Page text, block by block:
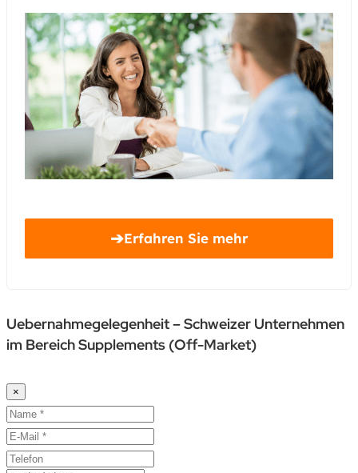
➔Erfahren Sie mehr
Uebernahmegelegenheit – Schweizer Unternehmen
im Bereich Supplements (Off-Market)
×